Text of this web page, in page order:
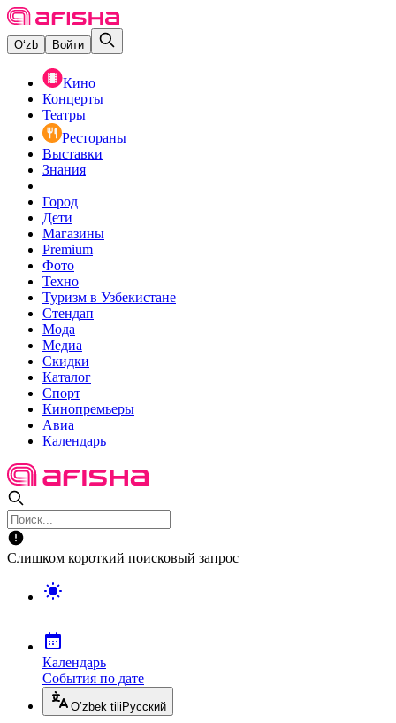
O‘zb Войти
Кино
Концерты
Театры
Рестораны
Выставки
Знания
Город
Дети
Магазины
Premium
Фото
Техно
Туризм в Узбекистане
Стендап
Мода
Медиа
Скидки
Каталог
Спорт
Кинопремьеры
Авиа
Календарь
Слишком короткий поисковый запрос
Календарь
События по дате
O’zbek tili Русский